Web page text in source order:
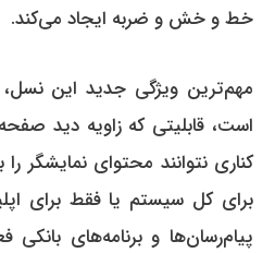
خط و خش و ضربه ایجاد می‌کند.
است، قابلیتی که زاویه دید
کناری نتوانند محتوای نمایشگر
برای کل سیستم یا فقط برای
پیام‌رسان‌ها و برنامه‌های